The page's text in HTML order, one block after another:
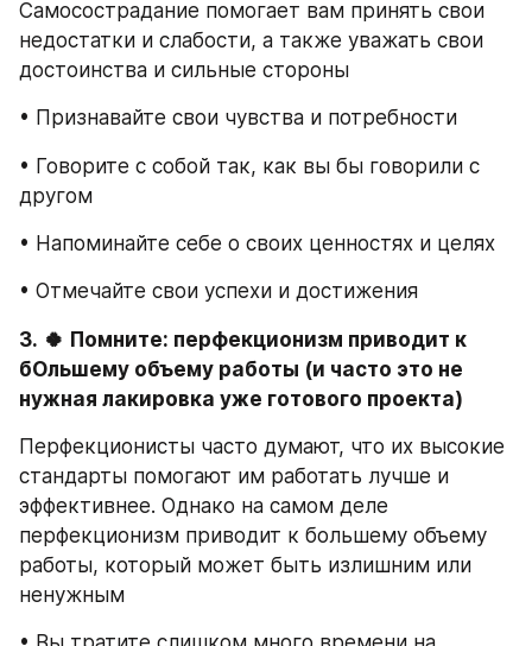
Самосострадание помогает вам принять свои
недостатки и слабости, а также уважать свои
достоинства и сильные стороны
• Признавайте свои чувства и потребности
• Говорите с собой так, как вы бы говорили с
другом
• Напоминайте себе о своих ценностях и целях
• Отмечайте свои успехи и достижения
3. 🍀 Помните: перфекционизм приводит к
бОльшему объему работы (и часто это не
нужная лакировка уже готового проекта)
Перфекционисты часто думают, что их высокие
стандарты помогают им работать лучше и
эффективнее. Однако на самом деле
перфекционизм приводит к большему объему
работы, который может быть излишним или
ненужным